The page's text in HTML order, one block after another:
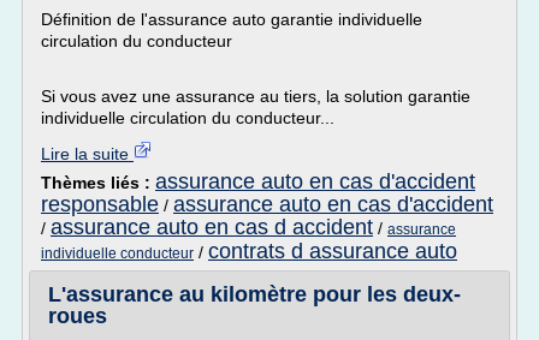
Définition de l'assurance auto garantie individuelle
circulation du conducteur
Si vous avez une assurance au tiers, la solution garantie
individuelle circulation du conducteur...
Lire la suite
Thèmes liés : assurance auto en cas d'accident
responsable / assurance auto en cas d'accident
/ assurance auto en cas d accident / assurance
individuelle conducteur / contrats d assurance auto
L'assurance au kilomètre pour les deux-
roues